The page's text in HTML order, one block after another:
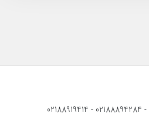
-
02188894284
-
02188919414